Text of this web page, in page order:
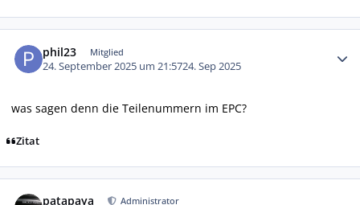
phil23 Mitglied
24. September 2025 um 21:5724. Sep 2025
was sagen denn die Teilenummern im EPC?
Zitat
patapaya Administrator